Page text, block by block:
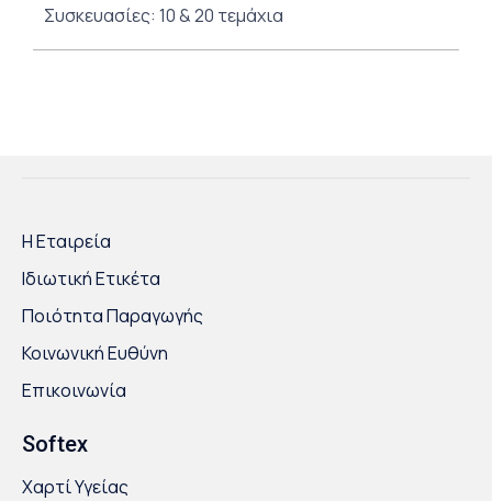
Συσκευασίες: 10 & 20 τεμάχια
Η Εταιρεία
Ιδιωτική Ετικέτα
Ποιότητα Παραγωγής
Κοινωνική Ευθύνη
Επικοινωνία
Softex
Χαρτί Υγείας